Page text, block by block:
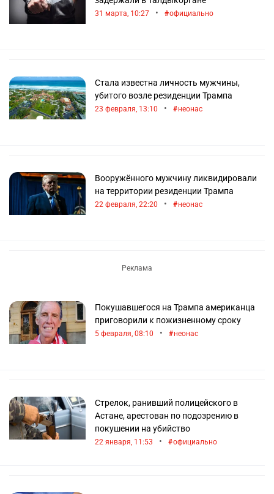
31 марта, 10:27 • официально
Стала известна личность мужчины,
убитого возле резиденции Трампа
23 февраля, 13:10 • неонас
Вооружённого мужчину ликвидировали
на территории резиденции Трампа
22 февраля, 22:20 • неонас
Покушавшегося на Трампа американца
приговорили к пожизненному сроку
5 февраля, 08:10 • неонас
Стрелок, ранивший полицейского в
Астане, арестован по подозрению в
покушении на убийство
22 января, 11:53 • официально